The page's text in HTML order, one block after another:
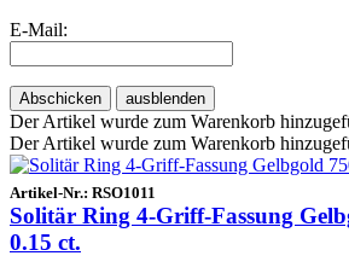
E-Mail:
Abschicken ausblenden
Der Artikel wurde zum Warenkorb
Der Artikel wurde zum Warenkorb
Artikel-Nr.: RSO1011
Solitär Ring 4-Griff-Fassung
0.15 ct.